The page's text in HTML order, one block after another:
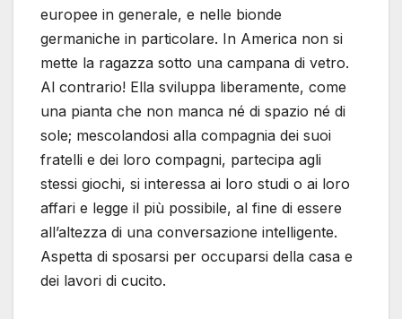
europee in generale, e nelle bionde
germaniche in particolare. In America non si
mette la ragazza sotto una campana di vetro.
Al contrario! Ella sviluppa liberamente, come
una pianta che non manca né di spazio né di
sole; mescolandosi alla compagnia dei suoi
fratelli e dei loro compagni, partecipa agli
stessi giochi, si interessa ai loro studi o ai loro
affari e legge il più possibile, al fine di essere
all’altezza di una conversazione intelligente.
Aspetta di sposarsi per occuparsi della casa e
dei lavori di cucito.